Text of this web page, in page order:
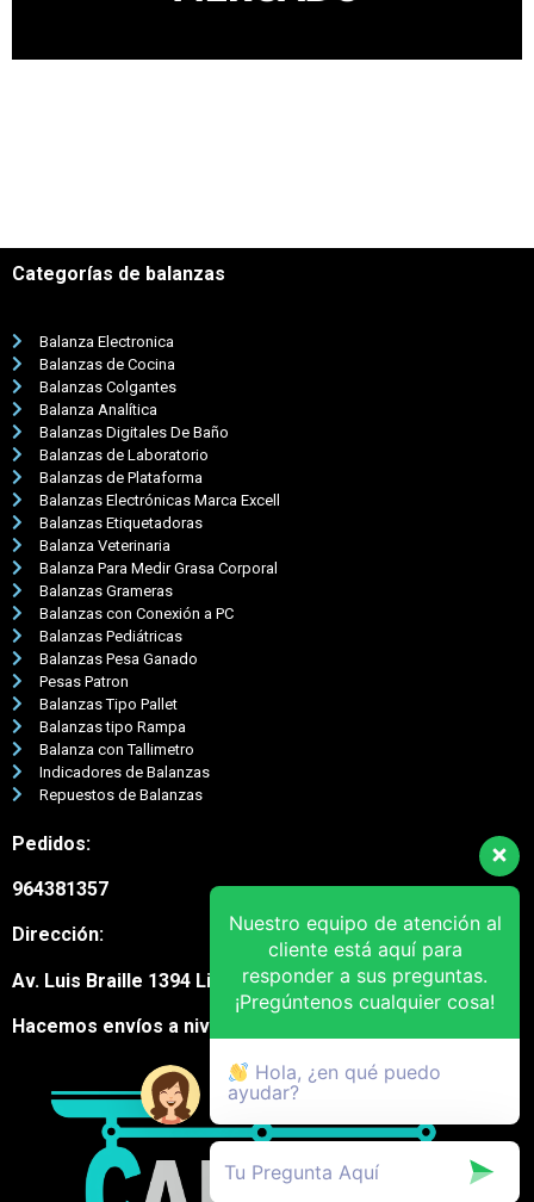
Categorías de balanzas
Balanza Electronica
Balanzas de Cocina
Balanzas Colgantes
Balanza Analítica
Balanzas Digitales De Baño
Balanzas de Laboratorio
Balanzas de Plataforma
Balanzas Electrónicas Marca Excell
Balanzas Etiquetadoras
Balanza Veterinaria
Balanza Para Medir Grasa Corporal
Balanzas Grameras
Balanzas con Conexión a PC
Balanzas Pediátricas
Balanzas Pesa Ganado
Pesas Patron
Balanzas Tipo Pallet
Balanzas tipo Rampa
Balanza con Tallimetro
Indicadores de Balanzas
Repuestos de Balanzas
Pedidos:
964381357
Dirección:
Av. Luis Braille 1394 Lima Cercado
Hacemos envíos a nivel nacional
Nuestro equipo de atención al
cliente está aquí para
responder a sus preguntas.
¡Pregúntenos cualquier cosa!
Hola, ¿en qué puedo
ayudar?